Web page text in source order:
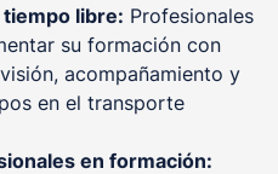
libre: Profesionales
su formación con
acompañamiento y
en el transporte
en formación: